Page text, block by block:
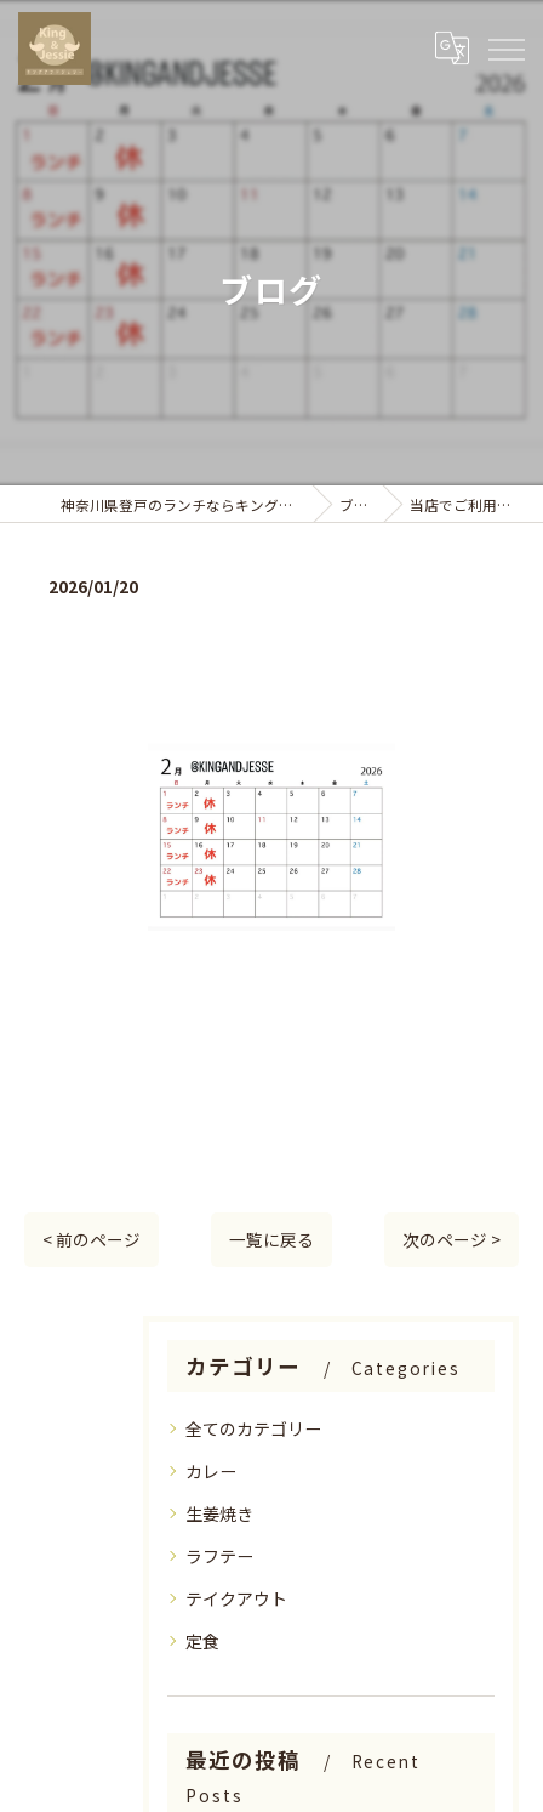
ブログ
神奈川県登戸のランチならキングアンドジェシー ブログ 当店でご利用いただ…
2026/01/20
< 前のページ 一覧に戻る 次のページ >
カテゴリー Categories
全てのカテゴリー
カレー
生姜焼き
ラフテー
テイクアウト
定食
最近の投稿
Recent
Posts